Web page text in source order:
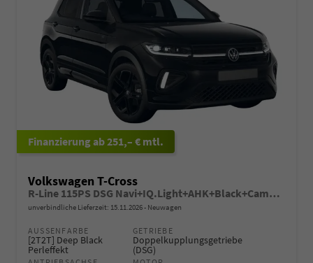
ab 251,– € mtl.
Volkswagen T-Cross
R-Line 115PS DSG Navi+IQ.Light+AHK+Black+Cam+Keyless+Side+Climatronic+Parklenk
unverbindliche Lieferzeit: 15.11.2026 Neuwagen
AUSSENFARBE
[2T2T] Deep Black
Perleffekt
GETRIEBE
Doppelkupplungsgetriebe
(DSG)